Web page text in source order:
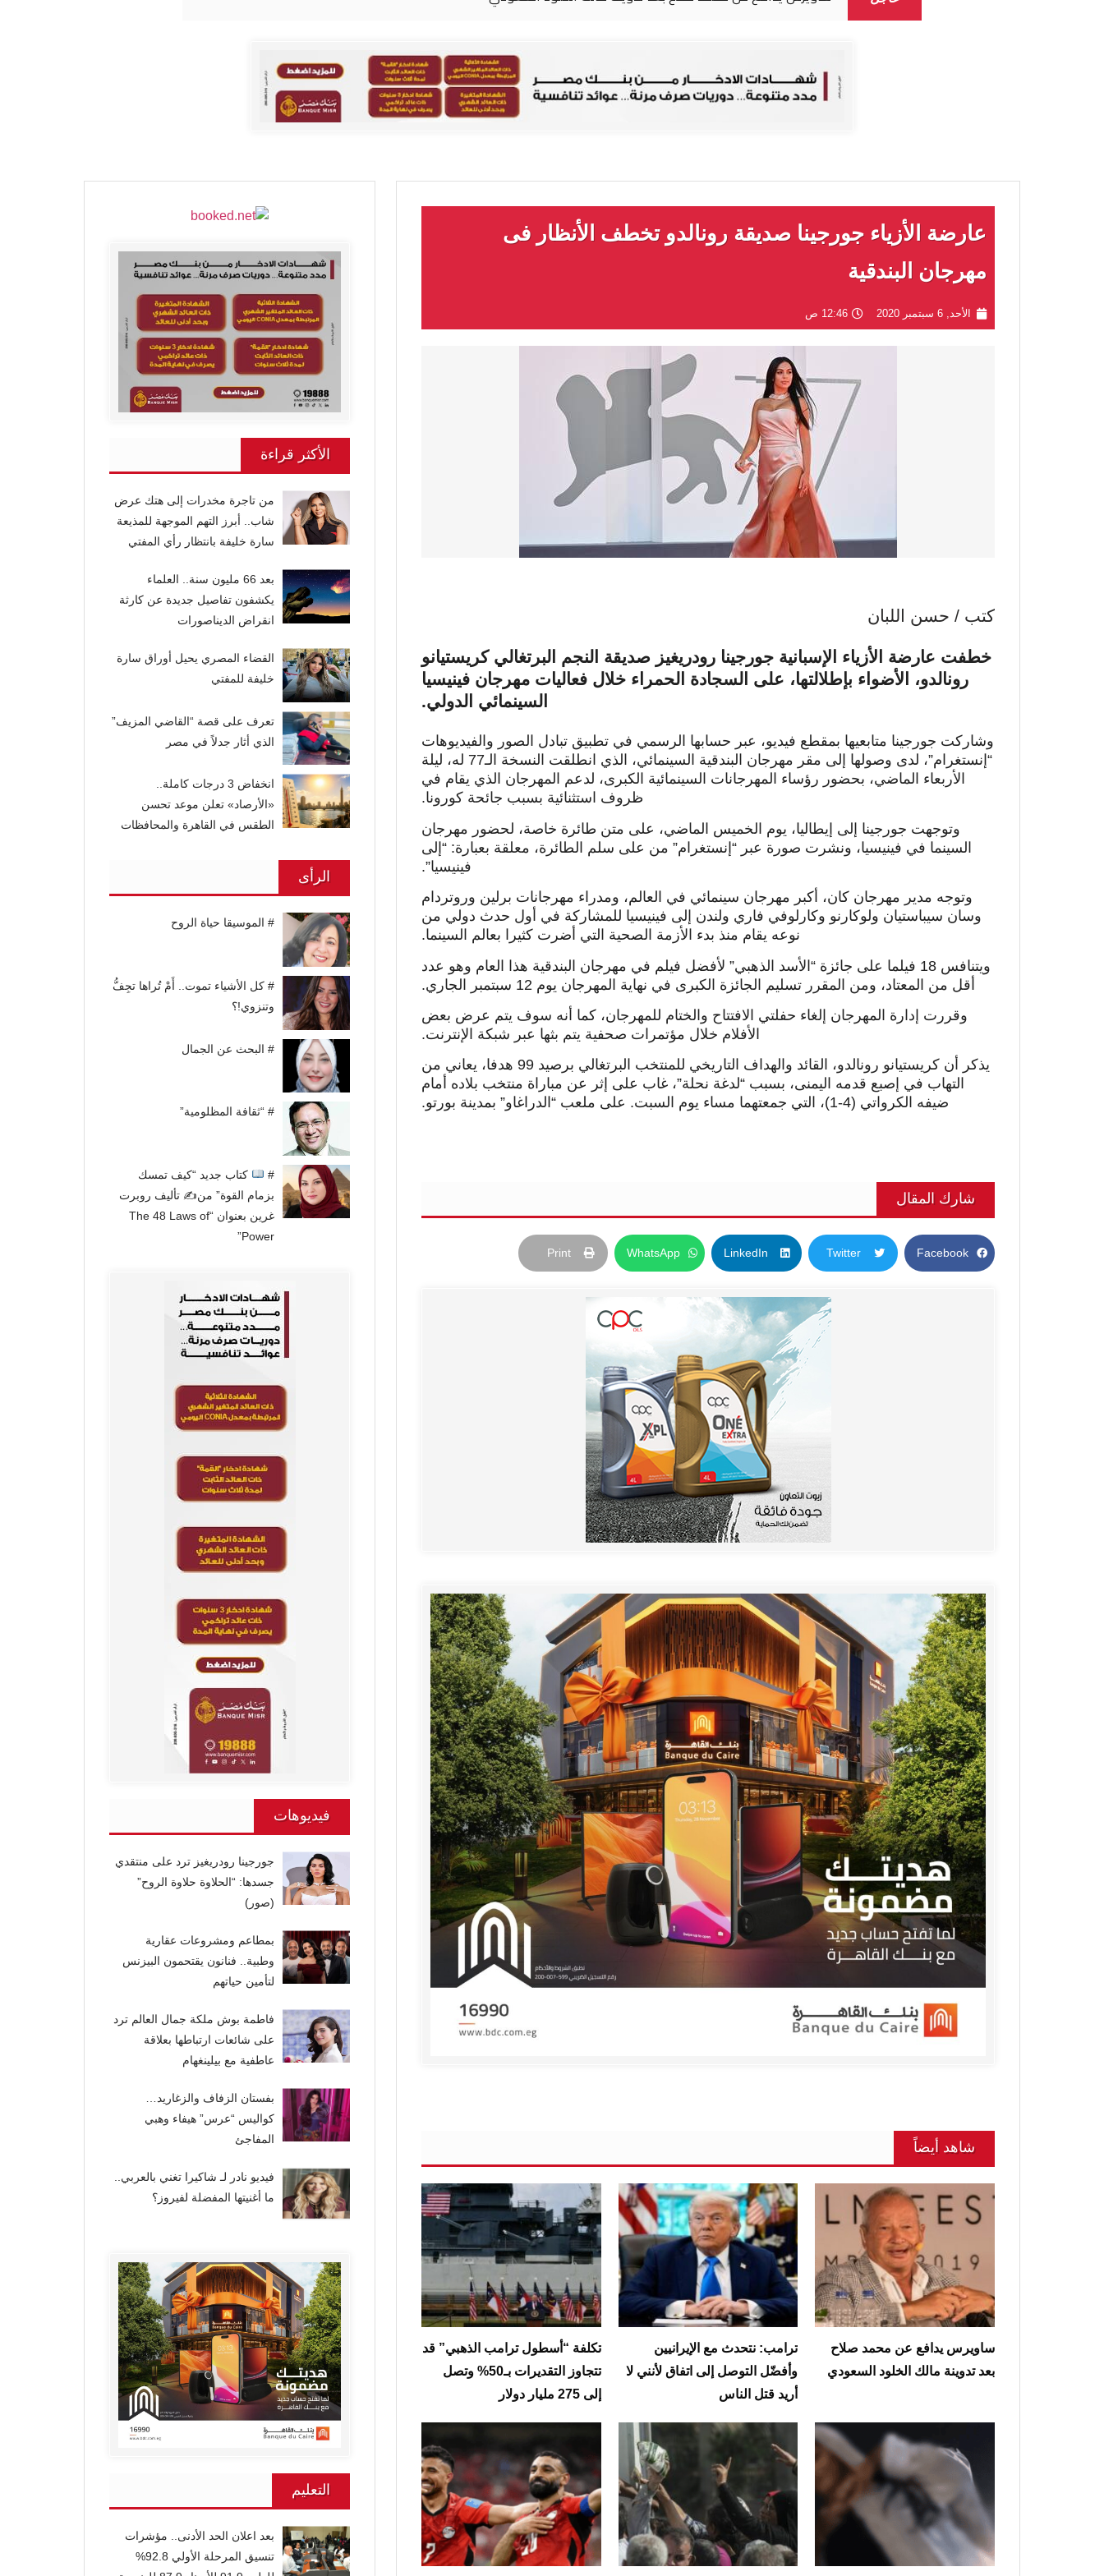
عارضة الأزياء جورجينا صديقة رونالدو تخطف الأنظار فى
مهرجان البندقية
الأحد, 6 سبتمبر 2020 12:46 ص
كتب / حسن اللبان
خطفت عارضة الأزياء الإسبانية جورجينا رودريغيز صديقة النجم البرتغالي كريستيانو
رونالدو، الأضواء بإطلالتها، على السجادة الحمراء خلال فعاليات مهرجان فينيسيا
السينمائي الدولي.
وشاركت جورجينا متابعيها بمقطع فيديو، عبر حسابها الرسمي في تطبيق تبادل الصور والفيديوهات
“إنستغرام”، لدى وصولها إلى مقر مهرجان البندقية السينمائي، الذي انطلقت النسخة الـ77 له، ليلة
الأربعاء الماضي، بحضور رؤساء المهرجانات السينمائية الكبرى، لدعم المهرجان الذي يقام في
ظروف استثنائية بسبب جائحة كورونا.
وتوجهت جورجينا إلى إيطاليا، يوم الخميس الماضي، على متن طائرة خاصة، لحضور مهرجان
السينما في فينيسيا، ونشرت صورة عبر “إنستغرام” من على سلم الطائرة، معلقة بعبارة: “إلى
فينيسيا”.
وتوجه مدير مهرجان كان، أكبر مهرجان سينمائي في العالم، ومدراء مهرجانات برلين وروتردام
وسان سيباستيان ولوكارنو وكارلوفي فاري ولندن إلى فينيسيا للمشاركة في أول حدث دولي من
نوعه يقام منذ بدء الأزمة الصحية التي أضرت كثيرا بعالم السينما.
ويتنافس 18 فيلما على جائزة “الأسد الذهبي” لأفضل فيلم في مهرجان البندقية هذا العام وهو عدد
أقل من المعتاد، ومن المقرر تسليم الجائزة الكبرى في نهاية المهرجان يوم 12 سبتمبر الجاري.
وقررت إدارة المهرجان إلغاء حفلتي الافتتاح والختام للمهرجان، كما أنه سوف يتم عرض بعض
الأفلام خلال مؤتمرات صحفية يتم بثها عبر شبكة الإنترنت.
يذكر أن كريستيانو رونالدو، القائد والهداف التاريخي للمنتخب البرتغالي برصيد 99 هدفا، يعاني من
التهاب في إصبع قدمه اليمنى، بسبب “لدغة نحلة”، غاب على إثر عن مباراة منتخب بلاده أمام
ضيفه الكرواتي (4-1)، التي جمعتهما مساء يوم السبت. على ملعب “الدراغاو” بمدينة بورتو.
شارك المقال
Facebook
Twitter
LinkedIn
WhatsApp
Print
شاهد أيضاً
ساويرس يدافع عن محمد صلاح
بعد تدوينة مالك الخلود السعودي
ترامب: نتحدث مع الإيرانيين
وأفضّل التوصل إلى اتفاق لأنني لا
أريد قتل الناس
تكلفة “أسطول ترامب الذهبي” قد
تتجاوز التقديرات بـ50% وتصل
إلى 275 مليار دولار
الأكثر قراءة
من تاجرة مخدرات إلى هتك عرض
شاب.. أبرز التهم الموجهة للمذيعة
سارة خليفة بانتظار رأي المفتي
بعد 66 مليون سنة.. العلماء
يكشفون تفاصيل جديدة عن كارثة
انقراض الديناصورات
القضاء المصري يحيل أوراق سارة
خليفة للمفتي
تعرف على قصة “القاضي المزيف”
الذي أثار جدلاً في مصر
انخفاض 3 درجات كاملة..
«الأرصاد» تعلن موعد تحسن
الطقس في القاهرة والمحافظات
الرأى
# الموسيقا حياة الروح
# كل الأشياء تموت.. أَمْ تُراها تجِفُّ
وتنزوي!؟
# البحث عن الجمال
# “ثقافة المظلومية”
#
كتاب جديد “كيف تمسك
بزمام القوة” من✍ تأليف روبرت
غرين بعنوان “The 48 Laws of
Power”
فيديوهات
جورجينا رودريغيز ترد على منتقدي
جسدها: “الحلاوة حلاوة الروح”
(صور)
بمطاعم ومشروعات عقارية
وطبية.. فنانون يقتحمون البيزنس
لتأمين حياتهم
فاطمة بوش ملكة جمال العالم ترد
على شائعات ارتباطها بعلاقة
عاطفية مع بيلينغهام
بفستان الزفاف والزغاريد…
كواليس “عرس” هيفاء وهبي
المفاجئ
فيديو نادر لـ شاكيرا تغني بالعربي..
ما أغنيتها المفضلة لفيروز؟
التعليم
بعد اعلان الحد الأدنى.. مؤشرات
تنسيق المرحلة الأولي 92.8%